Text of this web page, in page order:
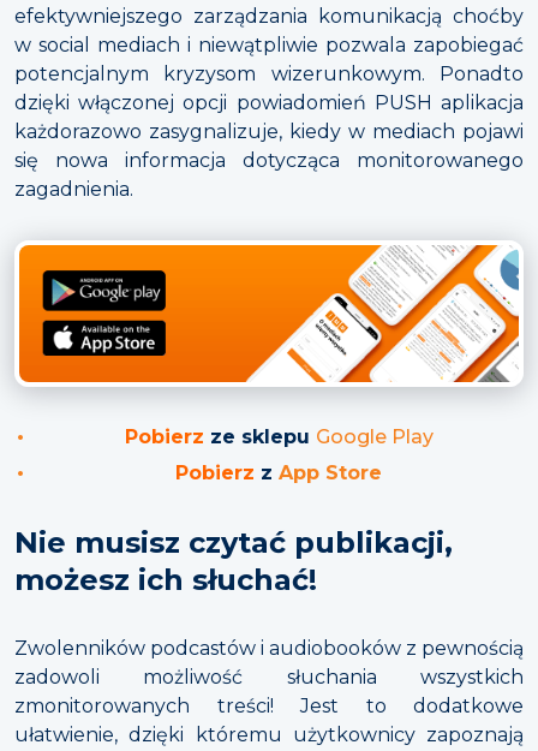
efektywniejszego zarządzania komunikacją choćby
w social mediach i niewątpliwie pozwala zapobiegać
potencjalnym kryzysom wizerunkowym. Ponadto
dzięki włączonej opcji powiadomień PUSH aplikacja
każdorazowo zasygnalizuje, kiedy w mediach pojawi
się nowa informacja dotycząca monitorowanego
zagadnienia.
Pobierz ze sklepu Google Play
Pobierz z App Store
Nie musisz czytać publikacji,
możesz ich słuchać!
Zwolenników podcastów i audiobooków z pewnością
zadowoli możliwość słuchania wszystkich
zmonitorowanych treści! Jest to dodatkowe
ułatwienie, dzięki któremu użytkownicy zapoznają